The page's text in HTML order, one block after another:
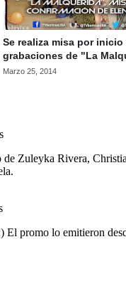
Se realiza misa por inicio
grabaciones de "La
Marzo 25, 2014